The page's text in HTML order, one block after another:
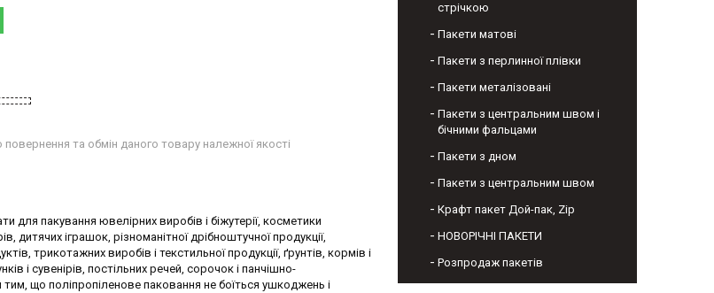
та обмін даного товару належної якості
пакування ювелірних виробів і біжутерії, косметики
дитячих іграшок, різноманітної дрібноштучної продукції,
трикотажних виробів і текстильної продукції, ґрунтів, кормів і
і сувенірів, постільних речей, сорочок і панчішно-
що поліпропіленове паковання не боїться ушкоджень і
стрічкою
Пакети матові
Пакети з перлинної плівки
Пакети металізовані
Пакети з центральним швом і
бічними фальцами
Пакети з дном
Пакети з центральним швом
Крафт пакет Дой-пак, Zip
НОВОРІЧНІ ПАКЕТИ
Розпродаж пакетів